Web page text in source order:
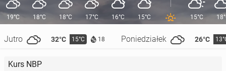
19°C
Jutro 32°C 15°C 18 Poniedziałek 26°C
18°C 18°C 17°C 16°C 15°C 15°C
Kurs NBP